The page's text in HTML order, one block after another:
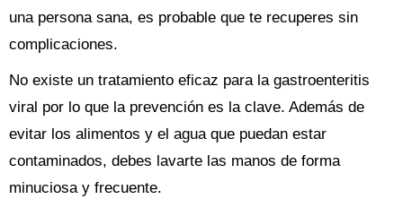
una persona sana, es probable que te recuperes sin
complicaciones.
No existe un tratamiento eficaz para la gastroenteritis
viral por lo que la prevención es la clave. Además de
evitar los alimentos y el agua que puedan estar
contaminados, debes lavarte las manos de forma
minuciosa y frecuente.